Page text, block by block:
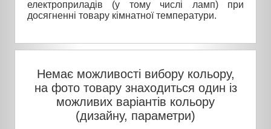
електроприладів (у тому числі ламп) при
досягненні товару кімнатної температури.
Немає можливості вибору кольору,
на фото товару знаходиться один із
можливих варіантів кольору
(дизайну, параметри)